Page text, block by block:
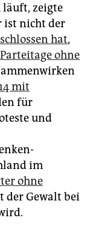
läuft, zeigte
ist nicht der
hat,
Parteitage ohne
mit
für
und
im
ohne
der Gewalt bei